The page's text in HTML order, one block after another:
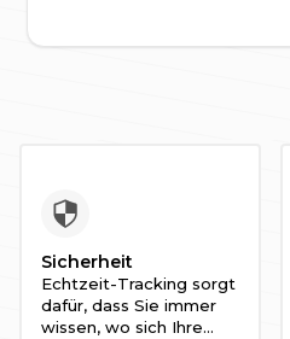
Sicherheit
Echtzeit-Tracking sorgt
dafür, dass Sie immer
wissen, wo sich Ihre